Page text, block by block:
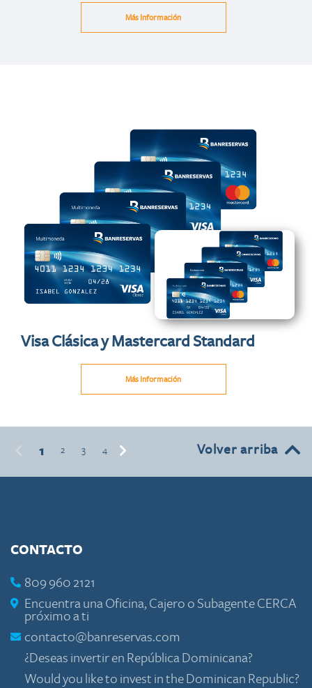
Más Información
Visa Clásica y Mastercard Standard
Más Información
1 2 3 4 Volver arriba
CONTACTO
809 960 2121
Encuentra una Oficina, Cajero o Subagente CERCA
próximo a ti
contacto@banreservas.com
¿Deseas invertir en República Dominicana?
Would you like to invest in the Dominican Republic?